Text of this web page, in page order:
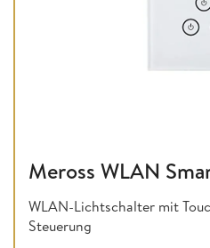
Meross WLAN
WLAN-Lichtschalter mit
Steuerung